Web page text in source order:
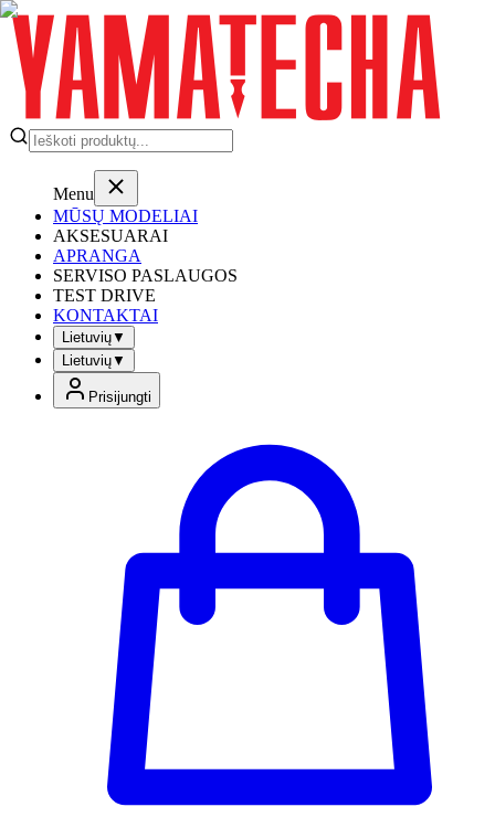
Menu
MŪSŲ MODELIAI
AKSESUARAI
APRANGA
SERVISO PASLAUGOS
TEST DRIVE
KONTAKTAI
Lietuvių▼
Lietuvių▼
Prisijungti